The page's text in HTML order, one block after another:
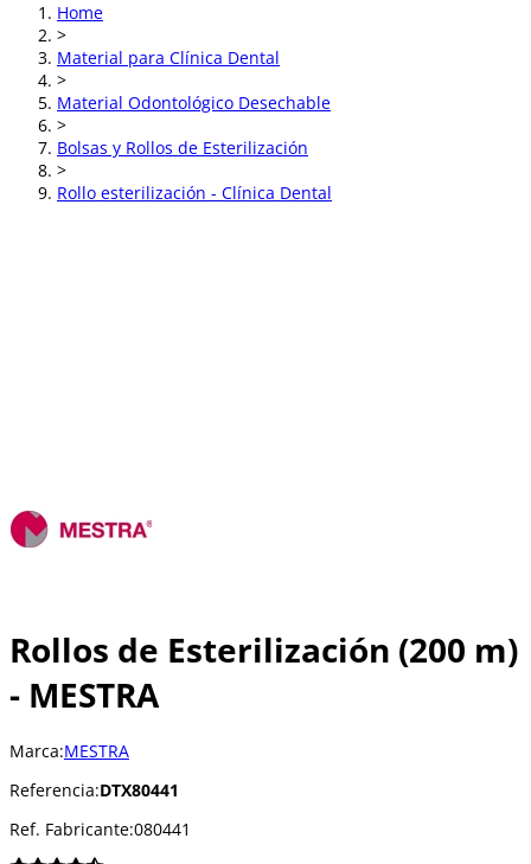
Home
>
Material para Clínica Dental
>
Material Odontológico Desechable
>
Bolsas y Rollos de Esterilización
>
Rollo esterilización - Clínica Dental
Rollos de Esterilización (200 m)
- MESTRA
Marca:MESTRA
Referencia:DTX80441
Ref. Fabricante:080441